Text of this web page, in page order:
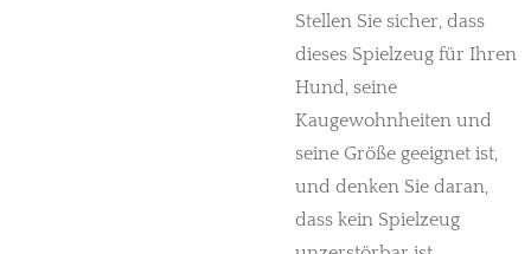
Stellen Sie sicher, dass
dieses Spielzeug für Ihren
Hund, seine
Kaugewohnheiten und
seine Größe geeignet ist,
und denken Sie daran,
dass kein Spielzeug